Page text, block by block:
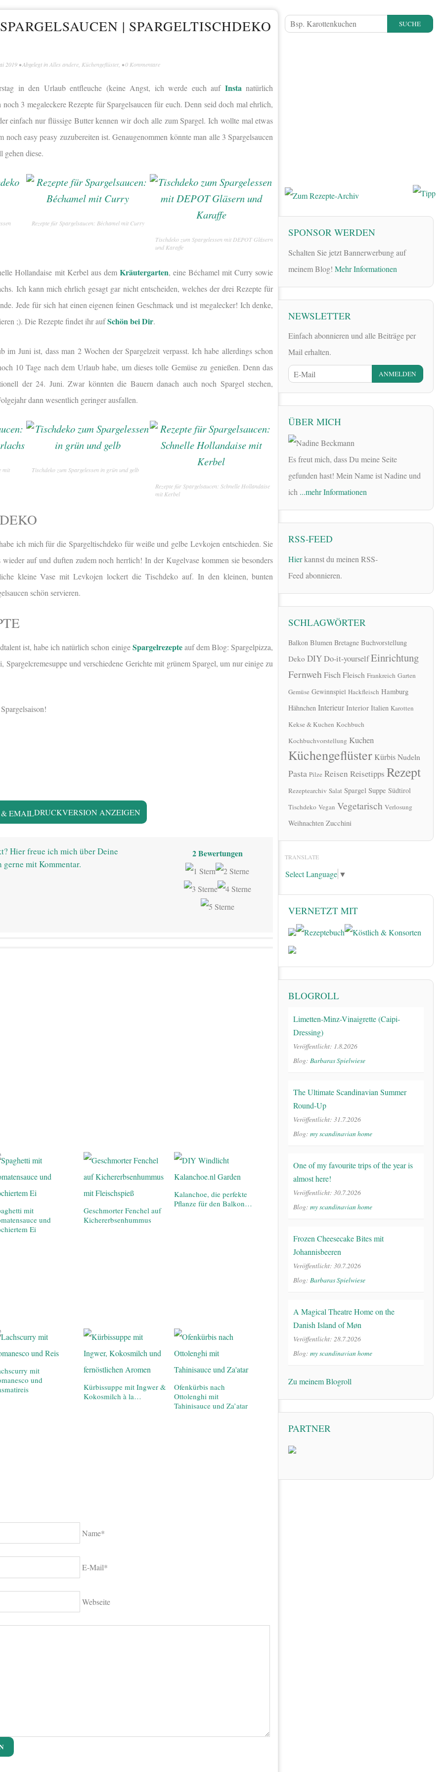
| SPARGELTISCHDEKO
2019 • Abgelegt in Alles andere, Küchengeflüster, •0 Kommentare
in den Urlaub entfleuche (keine Angst, ich werde euch auf Insta natürlich
3 megaleckere Rezepte für Spargelsaucen für euch. Denn seid doch mal ehrlich,
einfach nur flüssige Butter kennen wir doch alle zum Spargel. Ich wollte mal etwas
noch easy peasy zuzubereiten ist. Genaugenommen könnte man alle 3 Spargelsaucen
gehen diese.
Rezepte für Spargelsaucen: Béchamel mit Curry
Tischdeko zum Spargelessen mit DEPOT Gläsern
und Karaffe
Hollandaise mit Kerbel aus dem Kräutergarten, eine Béchamel mit Curry sowie
Ich kann mich ehrlich gesagt gar nicht entscheiden, welches der drei Rezepte für
Jede für sich hat einen eigenen feinen Geschmack und ist megalecker! Ich denke,
;). Die Rezepte findet ihr aufSchön bei Dir.
im Juni ist, dass man 2 Wochen der Spargelzeit verpasst. Ich habe allerdings schon
10 Tage nach dem Urlaub habe, um dieses tolle Gemüse zu genießen. Denn das
der 24. Juni. Zwar könnten die Bauern danach auch noch Spargel stechen,
dann wesentlich geringer ausfallen.
mit
Tischdeko zum Spargelessen in grün und gelb
Rezepte für Spargelsaucen: Schnelle Hollandaise
mit Kerbel
ich mich für die Spargeltischdeko für weiße und gelbe Levkojen entschieden. Sie
wieder auf und duften zudem noch herrlich! In der Kugelvase kommen sie besonders
kleine Vase mit Levkojen lockert die Tischdeko auf. In den kleinen, bunten
schön servieren.
ist, habe ich natürlich schon einigeSpargelrezepteauf dem Blog: Spargelpizza,
Spargelcremesuppe und verschiedene Gerichte mit grünem Spargel, um nur einige zu
DRUCKVERSION ANZEIGEN
Hier freue ich mich über Deine
mit Kommentar.
2Bewertungen
mit
und
Ei
Geschmorter Fenchel auf
Kichererbsenhummus
Kalanchoe, die perfekte
Pflanze für den Balkon…
mit
und
Kürbissuppe mit Ingwer &
Kokosmilch à la…
Ofenkürbis nach
Ottolenghi mit
Tahinisauce und Za’atar
Name*
E-Mail*
Webseite
SUCHE
SPONSOR WERDEN
Schalten Sie jetzt Bannerwerbung auf
meinem Blog! Mehr Informationen
NEWSLETTER
Einfach abonnieren und alle Beiträge per
Mail erhalten.
ÜBER MICH
Es freut mich, dass Du meine Seite
gefunden hast! Mein Name ist Nadine und
ich ...mehr Informationen
RSS-FEED
Hierkannst du meinen RSS-
Feed abonnieren.
SCHLAGWÖRTER
Balkon Blumen Bretagne Buchvorstellung
Deko DIYDo-it-yourselfEinrichtung
FernwehFischFleisch Frankreich Garten
Gemüse Gewinnspiel Hackfleisch Hamburg
Hähnchen Interieur Interior Italien Karotten
Kekse & Kuchen Kochbuch
Kochbuchvorstellung Kuchen
Küchengeflüster KürbisNudeln
Pasta Pilze Reisen Reisetipps Rezept
Rezeptearchiv Salat Spargel Suppe Südtirol
Tischdeko Vegan Vegetarisch Verlosung
Weihnachten Zucchini
TRANSLATE
Select Language ▼
VERNETZT MIT
BLOGROLL
Limetten-Minz-Vinaigrette (Caipi-
Dressing)
Veröffentlicht: 1.8.2026
Blog: Barbaras Spielwiese
The Ultimate Scandinavian Summer
Round-Up
Veröffentlicht: 31.7.2026
Blog: my scandinavian home
One of my favourite trips of the year is
almost here!
Veröffentlicht: 30.7.2026
Blog: my scandinavian home
Frozen Cheesecake Bites mit
Johannisbeeren
Veröffentlicht: 30.7.2026
Blog: Barbaras Spielwiese
A Magical Theatre Home on the
Danish Island of Møn
Veröffentlicht: 28.7.2026
Blog: my scandinavian home
Zu meinem Blogroll
PARTNER